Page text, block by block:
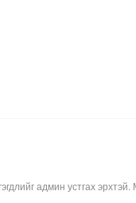
админ устгах